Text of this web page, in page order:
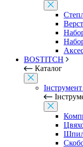
BOSTITCH
Каталог